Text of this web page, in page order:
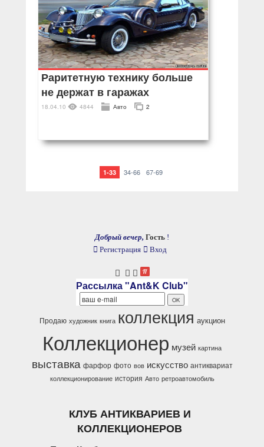
Раритетную технику больше
не держат в гаражах
18.04.10 4844 Авто 2
1-33 34-66 67-69
Добрый вечер, Гость !
Регистрация
Вход
Рассылка "Ant&K Club"
Продаю художник книга коллекция аукцион
Коллекционер музей картина
выставка фарфор фото вов искусство антиквариат
коллекционирование история Авто ретроавтомобиль
КЛУБ АНТИКВАРИЕВ И
КОЛЛЕКЦИОНЕРОВ